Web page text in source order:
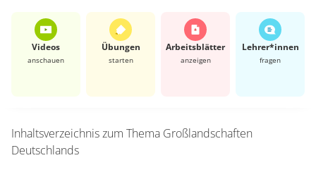
Videos
anschauen
Übungen
starten
Arbeits­blätter
anzeigen
Lehrer*​innen
fragen
Inhaltsverzeichnis zum Thema Großlandschaften
Deutschlands